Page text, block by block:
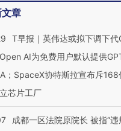
的吸金
产们甘
马航飞行员跨国走私
粒摇头丸 尿检体内含
毒品
章
T早报｜英伟达或拟下调下代
AI为免费用户默认提供
；SpaceX协特斯拉宣布斥168
芯片工厂
成都一区法院原院长 被指“违